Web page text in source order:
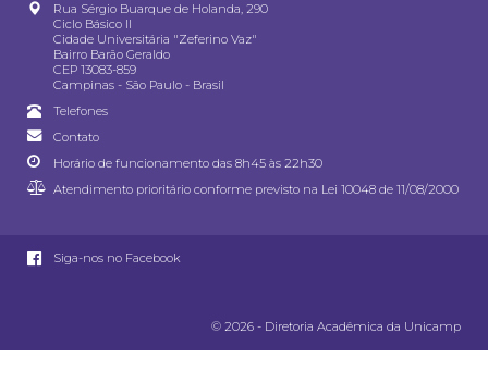
Rua Sérgio Buarque de Holanda, 290
Ciclo Básico II
Cidade Universitária "Zeferino Vaz"
Bairro Barão Geraldo
CEP 13083-859
Campinas - São Paulo - Brasil
Telefones
Contato
Horário de funcionamento das 8h45 às 22h30
Atendimento prioritário conforme previsto na Lei 10048 de 11/08/2000
Siga-nos no Facebook
© 2026 - Diretoria Acadêmica da Unicamp